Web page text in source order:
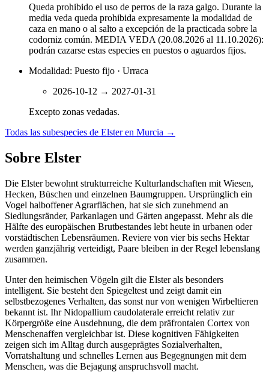
Queda prohibido el uso de perros de la raza galgo. Durante la
media veda queda prohibida expresamente la modalidad de
caza en mano o al salto a excepción de la practicada sobre la
codorniz común. MEDIA VEDA (20.08.2026 al 11.10.2026):
podrán cazarse estas especies en puestos o aguardos fijos.
Modalidad: Puesto fijo · Urraca
2026-10-12 → 2027-01-31
Excepto zonas vedadas.
Todas las subespecies de Elster en Murcia →
Sobre Elster
Die Elster bewohnt strukturreiche Kulturlandschaften mit Wiesen,
Hecken, Büschen und einzelnen Baumgruppen. Ursprünglich ein
Vogel halboffener Agrarflächen, hat sie sich zunehmend an
Siedlungsränder, Parkanlagen und Gärten angepasst. Mehr als die
Hälfte des europäischen Brutbestandes lebt heute in urbanen oder
vorstädtischen Lebensräumen. Reviere von vier bis sechs Hektar
werden ganzjährig verteidigt, Paare bleiben in der Regel lebenslang
zusammen.
Unter den heimischen Vögeln gilt die Elster als besonders
intelligent. Sie besteht den Spiegeltest und zeigt damit ein
selbstbezogenes Verhalten, das sonst nur von wenigen Wirbeltieren
bekannt ist. Ihr Nidopallium caudolaterale erreicht relativ zur
Körpergröße eine Ausdehnung, die dem präfrontalen Cortex von
Menschenaffen vergleichbar ist. Diese kognitiven Fähigkeiten
zeigen sich im Alltag durch ausgeprägtes Sozialverhalten,
Vorratshaltung und schnelles Lernen aus Begegnungen mit dem
Menschen, was die Bejagung anspruchsvoll macht.